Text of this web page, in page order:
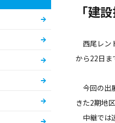
「建
西尾レン
から22日ま
今回の出
きた2期地
中継では